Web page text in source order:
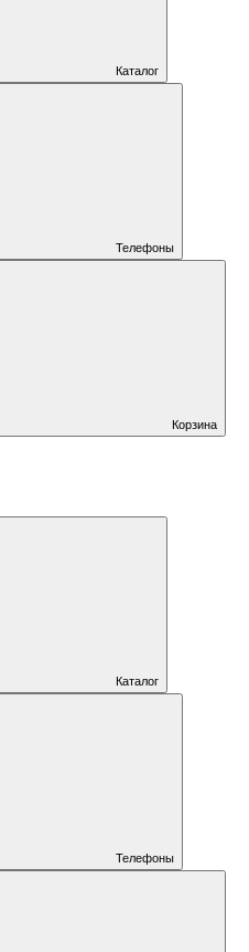
Каталог
Телефоны
Корзина
Каталог
Телефоны